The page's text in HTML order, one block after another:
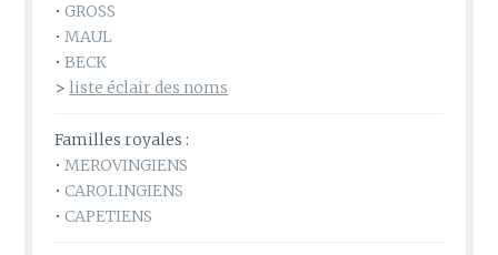
•GROSS
•MAUL
•BECK
>liste éclair des noms
Familles royales :
•MEROVINGIENS
•CAROLINGIENS
•CAPETIENS